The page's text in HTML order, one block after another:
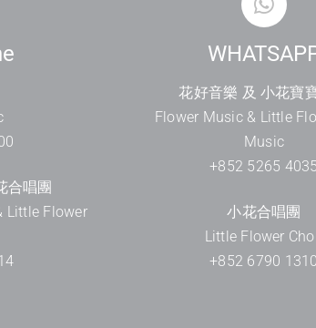
合唱團
Little Flower
花好音樂 及 小花寶
Flower Music & Little
Music
+852 5265
小花合唱團
Little Flower
+852 6790